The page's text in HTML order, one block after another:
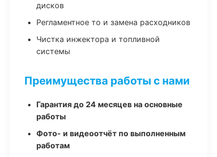
дисков
Регламентное то и замена расходников
Чистка инжектора и топливной
системы
Преимущества работы с нами
Гарантия до 24 месяцев на основные
работы
Фото- и видеоотчёт по выполненным
работам